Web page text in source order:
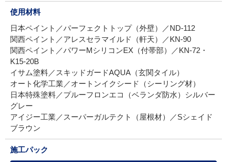
使用材料
日本ペイント／パーフェクトトップ（外壁）／ND-112
関西ペイント／アレスセラマイルド（軒天）／KN-90
関西ペイント／パワーMシリコンEX（付帯部）／KN-72・
K15-20B
イサム塗料／スキッドガードAQUA（玄関タイル）
オート化学工業／オートンイクシード（シーリング材）
日本特殊塗料／プルーフロンエコ（ベランダ防水）シルバー
グレー
アイジー工業／スーパーガルテクト（屋根材）／Sシェイド
ブラウン
施工パック